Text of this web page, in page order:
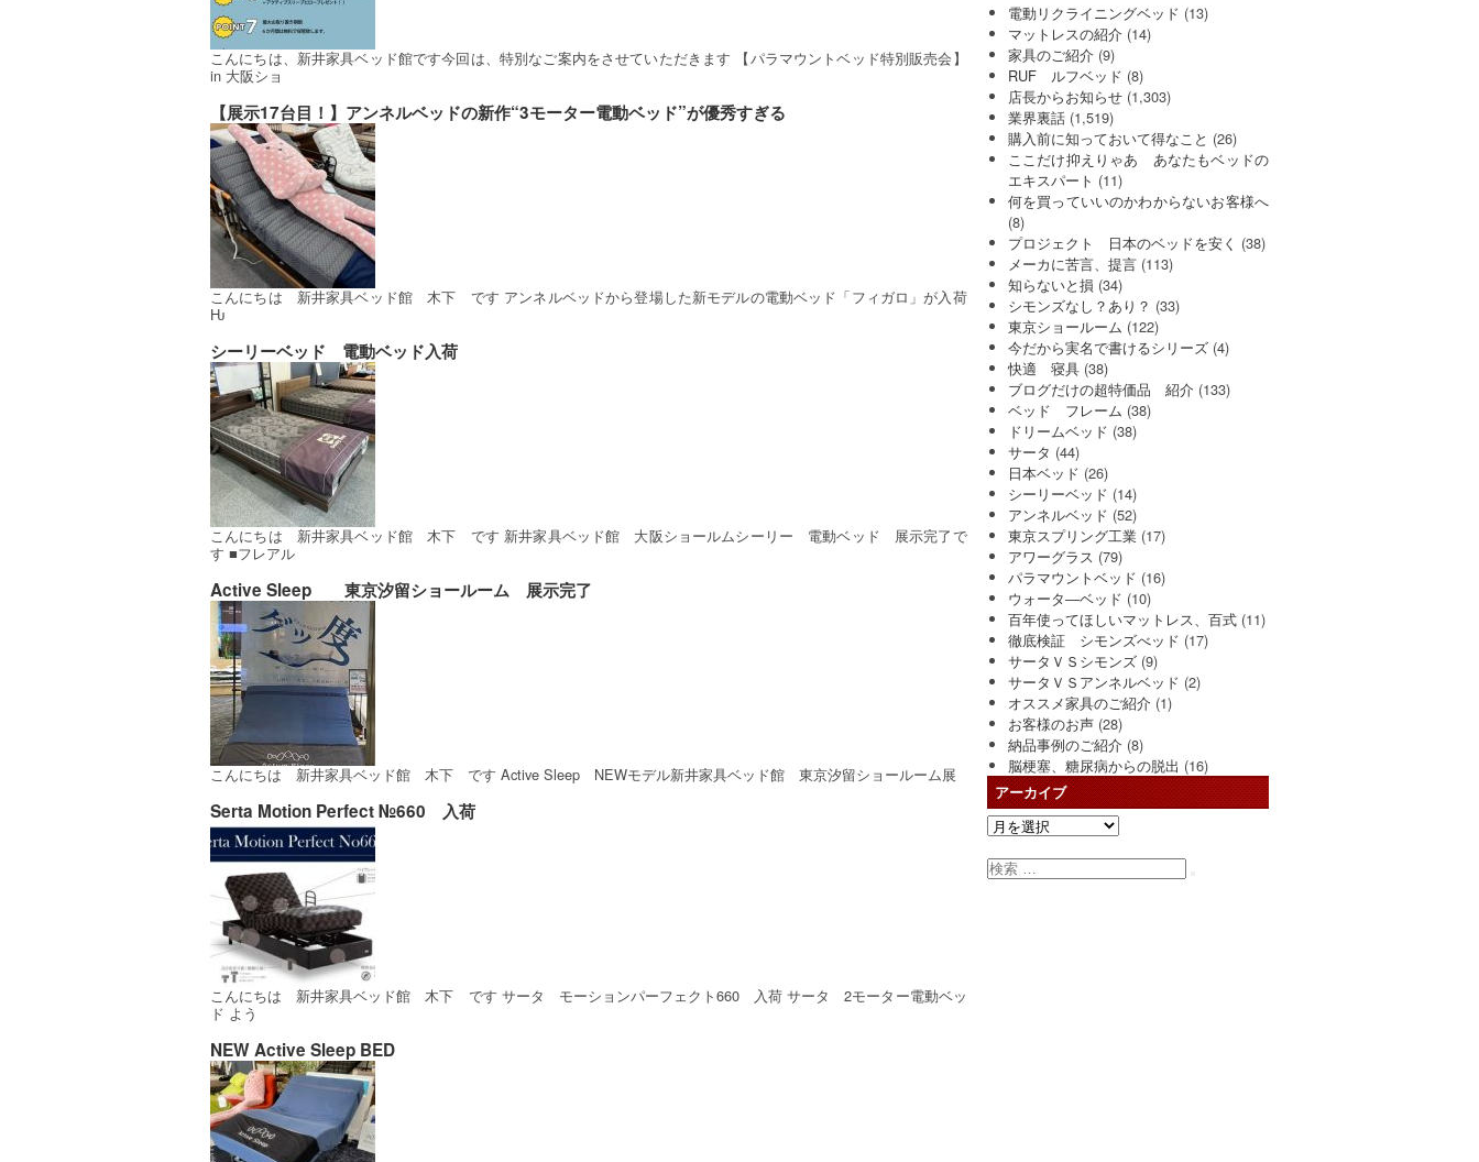
こんにちは、新井家具ベッド館です今回は、特別なご案内をさせていただきます 【パラマウントベッド特別販売会】
in 大阪ショ
【展示17台目！】アンネルベッドの新作“3モーター電動ベッド”が優秀すぎる
こんにちは 新井家具ベッド館 木下 です アンネルベッドから登場した新モデルの電動ベッド「フィガロ」が入荷
Ƕ
シーリーベッド 電動ベッド入荷
こんにちは 新井家具ベッド館 木下 です 新井家具ベッド館 大阪ショールムシーリー 電動ベッド 展示完了で
す ■フレアル
Active Sleep 東京汐留ショールーム 展示完了
こんにちは 新井家具ベッド館 木下 です Active Sleep NEWモデル新井家具ベッド館 東京汐留ショールーム展
Serta Motion Perfect №660 入荷
こんにちは 新井家具ベッド館 木下 です サータ モーションパーフェクト660 入荷 サータ 2モーター電動ベッ
ド よう
NEW Active Sleep BED
電動リクライニングベッド (13)
マットレスの紹介(14)
家具のご紹介(9)
RUF ルフベッド (8)
店長からお知らせ(1,303)
業界裏話(1,519)
購入前に知っておいて得なこと (26)
ここだけ抑えりゃあ あなたもベッドの
エキスパート (11)
何を買っていいのかわからないお客様へ
(8)
プロジェクト 日本のベッドを安く (38)
メーカに苦言、提言(113)
知らないと損 (34)
シモンズなし？あり？ (33)
東京ショールーム (122)
今だから実名で書けるシリーズ(4)
快適 寝具(38)
ブログだけの超特価品 紹介(133)
ベッド フレーム (38)
ドリームベッド (38)
サータ (44)
日本ベッド (26)
シーリーベッド (14)
アンネルベッド (52)
東京スプリング工業(17)
アワーグラス (79)
パラマウントベッド (16)
ウォータ―ベッド (10)
百年使ってほしいマットレス、百式(11)
徹底検証 シモンズべッド (17)
サータＶＳシモンズ(9)
サータＶＳアンネルベッド (2)
オススメ家具のご紹介(1)
お客様のお声(28)
納品事例のご紹介(8)
脳梗塞、糖尿病からの脱出 (16)
アーカイブ